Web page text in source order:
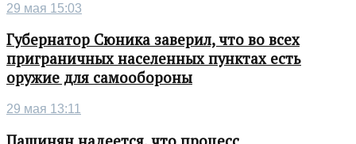
29 мая 15:03
Губернатор Сюника заверил, что во всех
приграничных населенных пунктах есть
оружие для самообороны
29 мая 13:11